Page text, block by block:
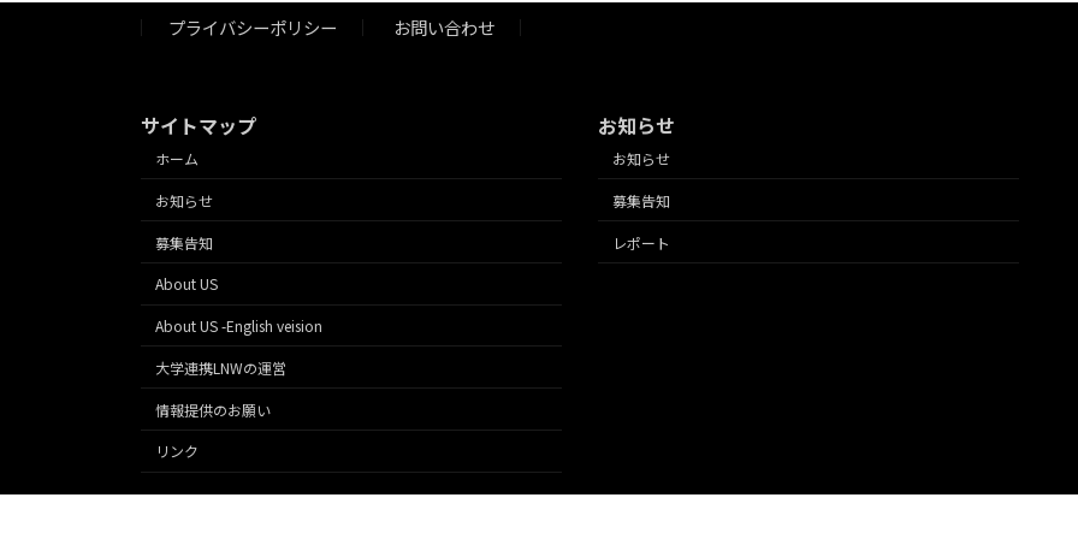
プライバシーポリシー お問い合わせ
サイトマップ
ホーム
お知らせ
募集告知
About US
About US -English veision
大学連携LNWの運営
情報提供のお願い
リンク
お知らせ
お知らせ
募集告知
レポート